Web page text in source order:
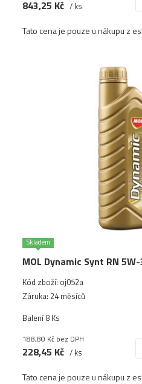
843,25 Kč / ks
Tato cena je pouze u nákupu z
Skladem
MOL Dynamic Synt RN
Kód zboží: oj052a
Záruka: 24 měsíců
Balení 8 Ks
188,80 Kč bez DPH
228,45 Kč / ks
Tato cena je pouze u nákupu z